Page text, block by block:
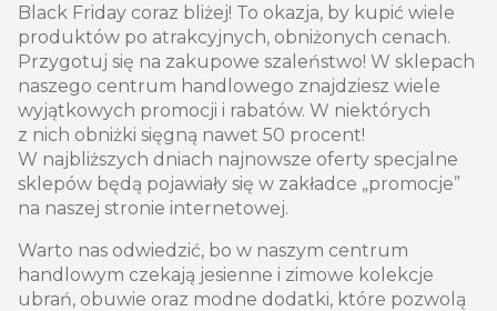
Black Friday coraz bliżej! To okazja, by kupić wiele
produktów po atrakcyjnych, obniżonych cenach.
Przygotuj się na zakupowe szaleństwo! W sklepach
naszego centrum handlowego znajdziesz wiele
wyjątkowych promocji i rabatów. W niektórych
z nich obniżki sięgną nawet 50 procent!
W najbliższych dniach najnowsze oferty specjalne
sklepów będą pojawiały się w zakładce „promocje”
na naszej stronie internetowej.
Warto nas odwiedzić, bo w naszym centrum
handlowym czekają jesienne i zimowe kolekcje
ubrań, obuwie oraz modne dodatki, które pozwolą